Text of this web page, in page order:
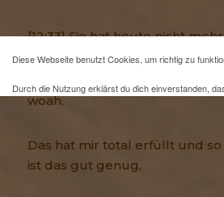
[12:33] Sie hat heute nicht
woah.
Das hat mir total erfüllt und so
ist das gut genug,
Diese Webseite benutzt Cookies, um richtig zu
Durch die Nutzung erklärst du dich einverstanden,